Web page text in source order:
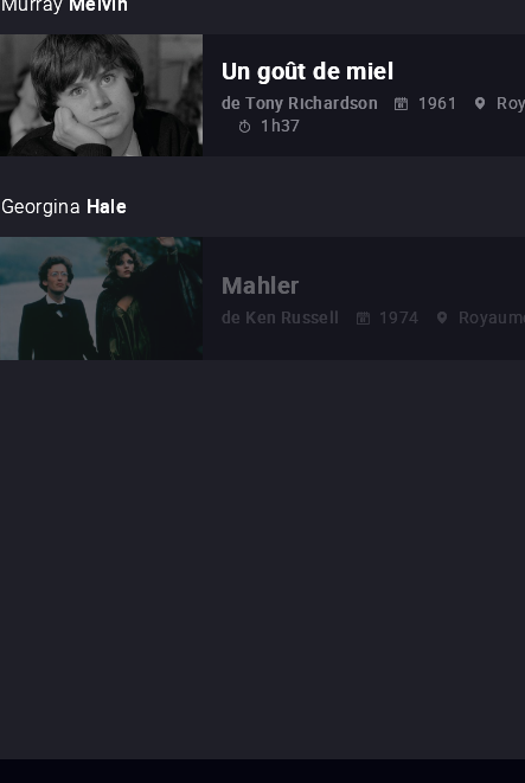
Un goût de miel
de Tony Richardson 1961
1h37
Georgina Hale
Mahler
de Ken Russell 1974